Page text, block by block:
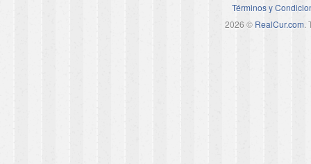
Términos y
2026 © RealCur.com.